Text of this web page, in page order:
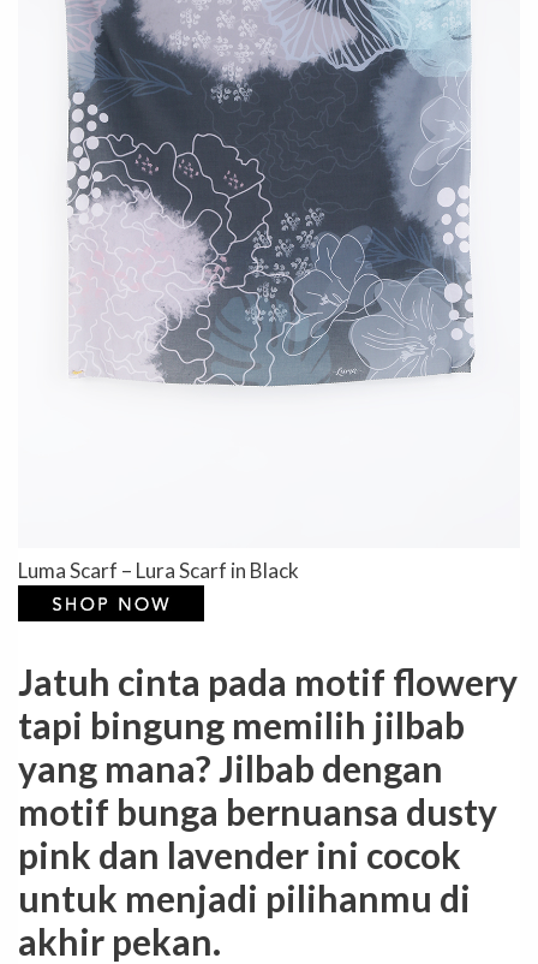
Luma Scarf – Lura Scarf in Black
Jatuh cinta pada motif flowery
tapi bingung memilih jilbab
yang mana? Jilbab dengan
motif bunga bernuansa dusty
pink dan lavender ini cocok
untuk menjadi pilihanmu di
akhir pekan.